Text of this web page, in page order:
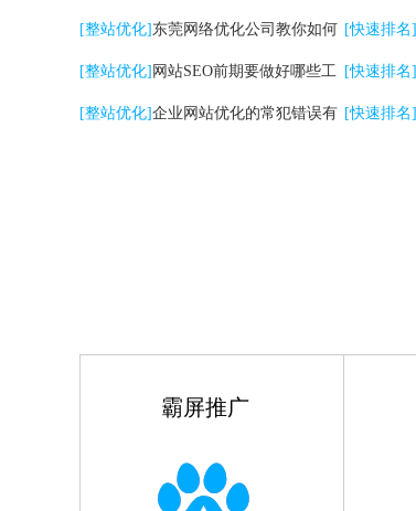
关键词|自然排名优化
[整站优化] 东莞网络优化公司教你如何
提升网站转化率
[整站优化] 网站SEO前期要做好哪些工
作
[整站优化]企业网站优化的常犯错误有
高的影响
[快速排名]
[快速排名]
点
[快速排名]
霸屏推广